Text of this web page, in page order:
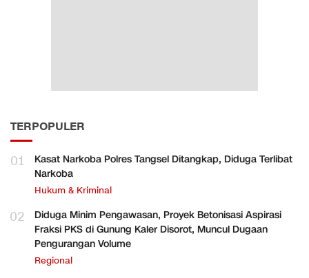
TERPOPULER
01
Kasat Narkoba Polres Tangsel Ditangkap, Diduga Terlibat
Narkoba
Hukum & Kriminal
02
Diduga Minim Pengawasan, Proyek Betonisasi Aspirasi
Fraksi PKS di Gunung Kaler Disorot, Muncul Dugaan
Pengurangan Volume
Regional